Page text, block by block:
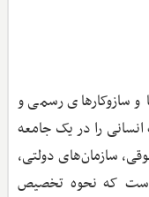
و سازوکارهای رسمی و
را در یک جامعه
سازمان‌های دولتی،
است که نحوه تخصیص